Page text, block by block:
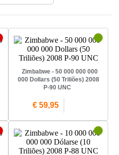
Zimbabwe - 50 000 000 000
000 Dollars (50 Triliões) 2008
P-90 UNC
€ 59,95